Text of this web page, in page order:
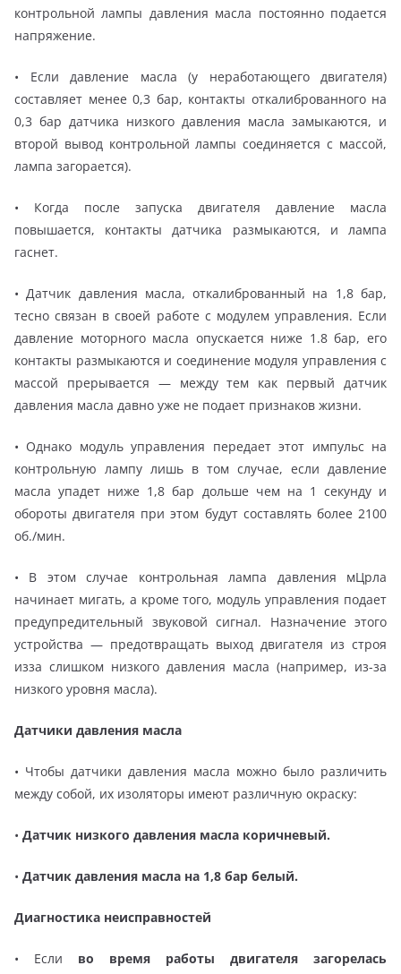
контрольной лампы давления масла постоянно подается
напряжение.
• Если давление масла (у неработающего двигателя)
составляет менее 0,3 бар, контакты откалиброванного на
0,3 бар датчика низкого давления масла замыкаются, и
второй вывод контрольной лампы соединяется с массой,
лампа загорается).
• Когда после запуска двигателя давление масла
повышается, контакты датчика размыкаются, и лампа
гаснет.
• Датчик давления масла, откалиброванный на 1,8 бар,
тесно связан в своей работе с модулем управления. Если
давление моторного масла опускается ниже 1.8 бар, его
контакты размыкаются и соединение модуля управления с
массой прерывается — между тем как первый датчик
давления масла давно уже не подает признаков жизни.
• Однако модуль управления передает этот импульс на
контрольную лампу лишь в том случае, если давление
масла упадет ниже 1,8 бар дольше чем на 1 секунду и
обороты двигателя при этом будут составлять более 2100
об./мин.
• В этом случае контрольная лампа давления мЦрла
начинает мигать, а кроме того, модуль управления подает
предупредительный звуковой сигнал. Назначение этого
устройства — предотвращать выход двигателя из строя
изза слишком низкого давления масла (например, из-за
низкого уровня масла).
Датчики давления масла
• Чтобы датчики давления масла можно было различить
между собой, их изоляторы имеют различную окраску:
• Датчик низкого давления масла коричневый.
• Датчик давления масла на 1,8 бар белый.
Диагностика неисправностей
• Если во время работы двигателя загорелась